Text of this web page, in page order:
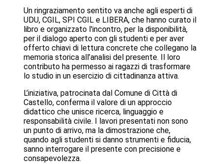
Un ringraziamento sentito va anche agli esperti di
UDU, CGIL, SPI CGIL e LIBERA, che hanno curato il
libro e organizzato l'incontro, per la disponibilità,
per il dialogo aperto con gli studenti e per aver
offerto chiavi di lettura concrete che collegano la
memoria storica all’analisi del presente. Il loro
contributo ha permesso ai ragazzi di trasformare
lo studio in un esercizio di cittadinanza attiva.
L’iniziativa, patrocinata dal Comune di Città di
Castello, conferma il valore di un approccio
didattico che unisce ricerca, linguaggio e
responsabilità civile. I lavori presentati non sono
un punto di arrivo, ma la dimostrazione che,
quando agli studenti si danno strumenti e fiducia,
sanno interrogare il presente con precisione e
consapevolezza.